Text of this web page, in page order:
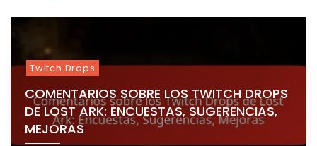
Twitch Drops
COMENTARIOS SOBRE LOS TWITCH DROPS
DE LOST ARK: ENCUESTAS, SUGERENCIAS,
MEJORAS